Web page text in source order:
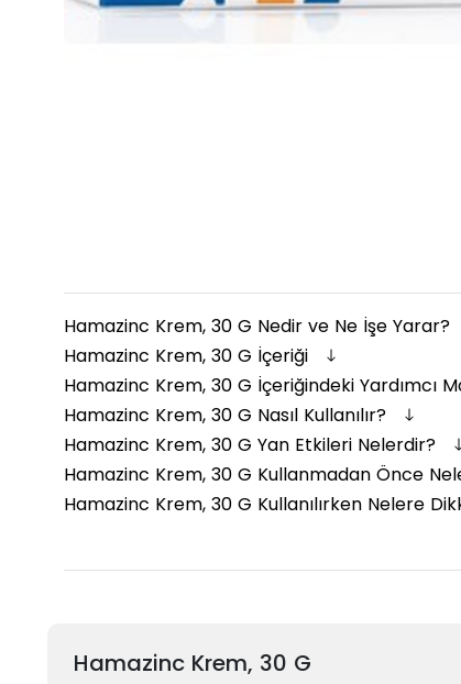
Hamazinc Krem, 30 G Nedir ve Ne İşe Yarar?
Hamazinc Krem, 30 G İçeriği
Hamazinc Krem, 30 G İçeriğindeki Yardımcı
Hamazinc Krem, 30 G Nasıl Kullanılır?
Hamazinc Krem, 30 G Yan Etkileri Nelerdir?
Hamazinc Krem, 30 G Kullanmadan Önce
Hamazinc Krem, 30 G Kullanılırken Nelere
Hamazinc Krem, 30 G